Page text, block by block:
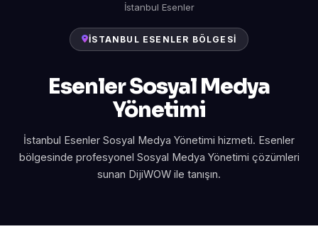
İstanbul Esenler
İSTANBUL ESENLER BÖLGESI
Esenler Sosyal Medya
Yönetimi
İstanbul Esenler Sosyal Medya Yönetimi hizmeti. Esenler
bölgesinde profesyonel Sosyal Medya Yönetimi çözümleri
sunan DijiWOW ile tanışın.